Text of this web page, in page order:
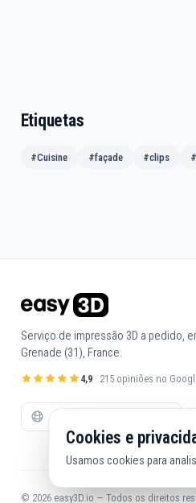
Etiquetas
#Cuisine #façade #clips
Serviço de impressão 3D a pedido,
Grenade (31), France.
4,9· 215 opiniões no
© 2026 easy3D.io — Todos os direitos
Cookies e
Usamos cookies para